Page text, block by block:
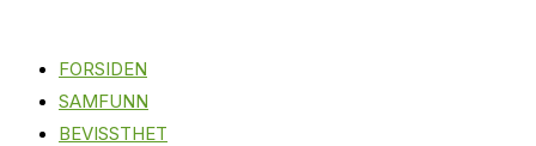
FORSIDEN
SAMFUNN
BEVISSTHET